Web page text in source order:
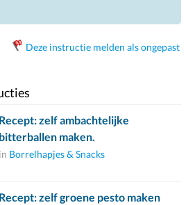
Deze instructie melden als ongepast
Recept: zelf ambachtelijke
bitterballen maken.
in Borrelhapjes & Snacks
Recept: zelf groene pesto maken